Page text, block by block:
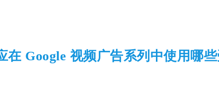
在 Google 视频广告系列中使用哪些